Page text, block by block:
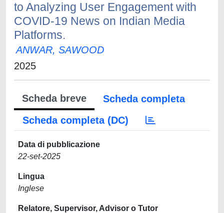
to Analyzing User Engagement with
COVID-19 News on Indian Media
Platforms.
ANWAR, SAWOOD
2025
Scheda breve
Scheda completa
Scheda completa (DC)
Data di pubblicazione
22-set-2025
Lingua
Inglese
Relatore, Supervisor, Advisor o Tutor